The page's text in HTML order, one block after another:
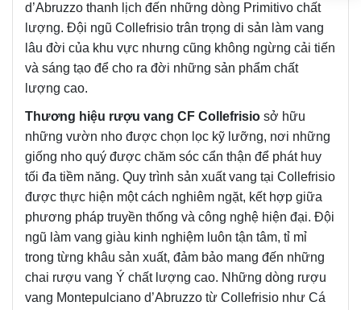
d’Abruzzo thanh lịch đến những dòng Primitivo chất
lượng. Đội ngũ Collefrisio trân trọng di sản làm vang
lâu đời của khu vực nhưng cũng không ngừng cải tiến
và sáng tạo để cho ra đời những sản phẩm chất
lượng cao.
Thương hiệu rượu vang CF Collefrisio sở hữu
những vườn nho được chọn lọc kỹ lưỡng, nơi những
giống nho quý được chăm sóc cẩn thận để phát huy
tối đa tiềm năng. Quy trình sản xuất vang tại Collefrisio
được thực hiện một cách nghiêm ngặt, kết hợp giữa
phương pháp truyền thống và công nghệ hiện đại. Đội
ngũ làm vang giàu kinh nghiệm luôn tận tâm, tỉ mỉ
trong từng khâu sản xuất, đảm bảo mang đến những
chai rượu vang Ý chất lượng cao. Những dòng rượu
vang Montepulciano d’Abruzzo từ Collefrisio như Cá